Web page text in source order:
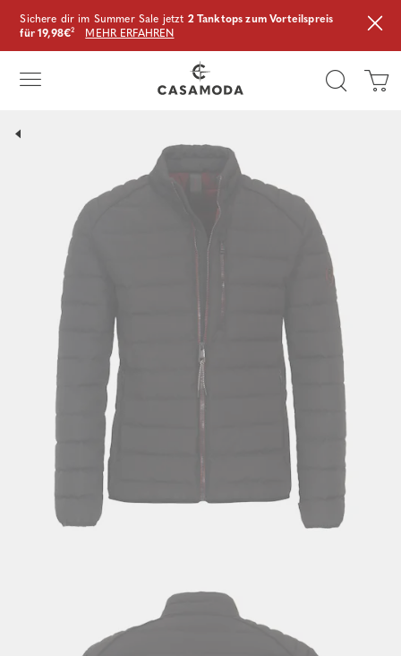
Sichere dir im Summer Sale jetzt 2 Tanktops zum Vorteilspreis
für 19,98€² MEHR ERFAHREN